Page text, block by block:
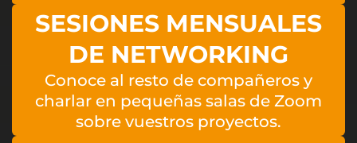
SESIONES MENSUALES
DE NETWORKING
Conoce al resto de compañeros y
charlar en pequeñas salas de Zoom
sobre vuestros proyectos.